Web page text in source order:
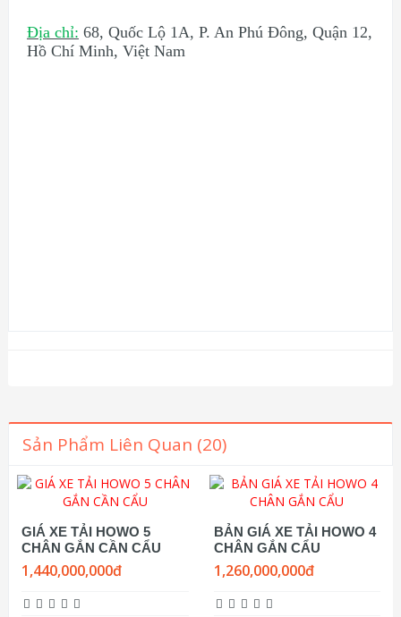
Địa chỉ: 68, Quốc Lộ 1A, P. An Phú Đông, Quận 12,
Hồ Chí Minh, Việt Nam
Sản Phẩm Liên Quan (20)
GIÁ XE TẢI HOWO 5
CHÂN GẮN CẦN CẨU
1,440,000,000đ
BẢN GIÁ XE TẢI HOWO 4
CHÂN GẮN CẨU
1,260,000,000đ